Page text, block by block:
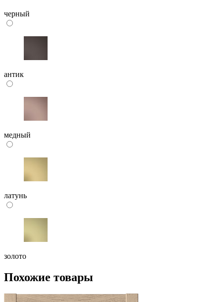
черный
антик
медный
латунь
золото
Похожие товары